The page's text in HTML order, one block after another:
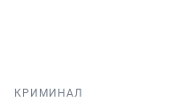
КРИМИНАЛ